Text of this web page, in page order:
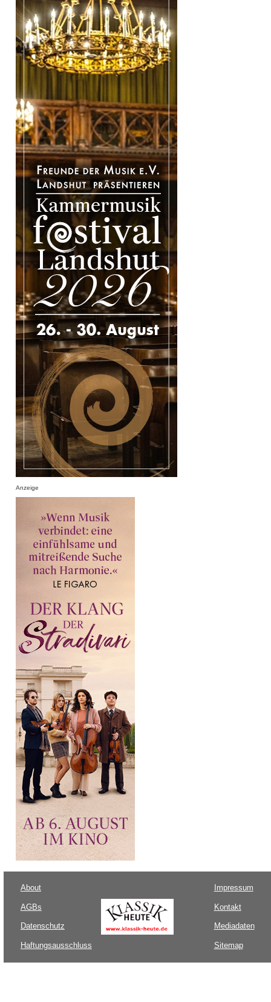
Anzeige
About
AGBs
Datenschutz
Haftungsausschluss
Impressum
Kontakt
Mediadaten
Sitemap